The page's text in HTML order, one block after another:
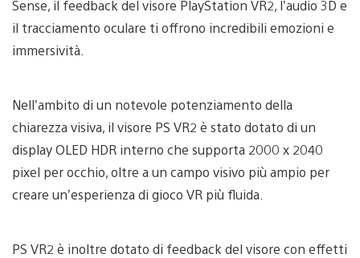
Sense, il feedback del visore PlayStation VR2, l’audio 3D e
il tracciamento oculare ti offrono incredibili emozioni e
immersività.
Nell’ambito di un notevole potenziamento della
chiarezza visiva, il visore PS VR2 è stato dotato di un
display OLED HDR interno che supporta 2000 x 2040
pixel per occhio, oltre a un campo visivo più ampio per
creare un’esperienza di gioco VR più fluida.
PS VR2 è inoltre dotato di feedback del visore con effetti